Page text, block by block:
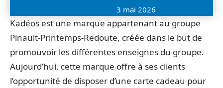
3 mai 2026
Kadéos est une marque appartenant au groupe
Pinault-Printemps-Redoute, créée dans le but de
promouvoir les différentes enseignes du groupe.
Aujourd’hui, cette marque offre à ses clients
l’opportunité de disposer d’une carte cadeau pour